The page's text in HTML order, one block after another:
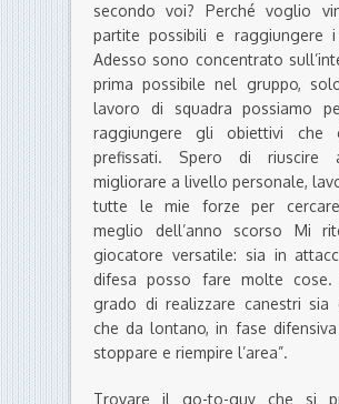
secondo voi? Perché voglio
partite possibili e raggiungere
Adesso sono concentrato
prima possibile nel gruppo,
lavoro di squadra possiamo
raggiungere gli obiettivi che
prefissati. Spero di riuscire
migliorare a livello personale,
tutte le mie forze per
meglio dell’anno scorso Mi
giocatore versatile: sia in
difesa posso fare molte
grado di realizzare canestri sia
che da lontano, in fase
stoppare e riempire l’area”.
Trovare il go-to-guy che si